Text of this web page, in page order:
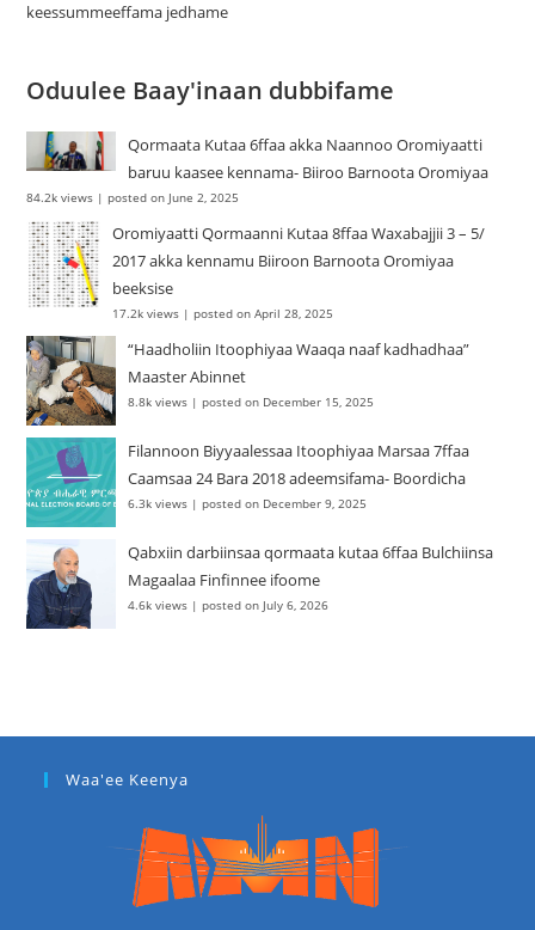
keessummeeffama jedhame
Oduulee Baay'inaan dubbifame
Qormaata Kutaa 6ffaa akka Naannoo Oromiyaatti
baruu kaasee kennama- Biiroo Barnoota Oromiyaa
84.2k views |posted on June 2, 2025
Oromiyaatti Qormaanni Kutaa 8ffaa Waxabajjii 3 – 5/
2017 akka kennamu Biiroon Barnoota Oromiyaa
beeksise
17.2k views |posted on April 28, 2025
“Haadholiin Itoophiyaa Waaqa naaf kadhadhaa”
Maaster Abinnet
8.8k views |posted on December 15, 2025
Filannoon Biyyaalessaa Itoophiyaa Marsaa 7ffaa
Caamsaa 24 Bara 2018 adeemsifama- Boordicha
6.3k views |posted on December 9, 2025
Qabxiin darbiinsaa qormaata kutaa 6ffaa Bulchiinsa
Magaalaa Finfinnee ifoome
4.6k views |posted on July 6, 2026
Waa'ee Keenya